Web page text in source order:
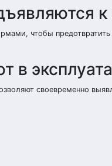
чтобы
в
своевременно